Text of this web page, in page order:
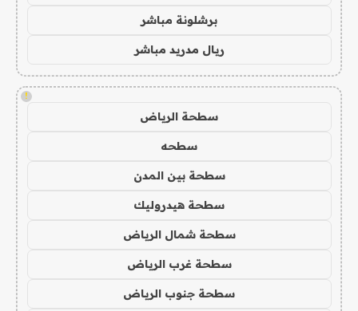
برشلونة مباشر
ريال مدريد مباشر
!
سطحة الرياض
سطحه
سطحة بين المدن
سطحة هيدروليك
سطحة شمال الرياض
سطحة غرب الرياض
سطحة جنوب الرياض